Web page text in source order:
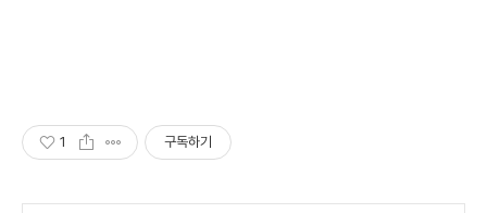
1 구독하기